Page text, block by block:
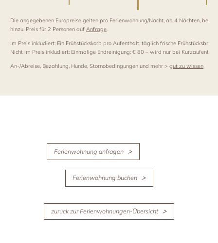
Die angegebenen Europreise gelten pro Ferienwohnung/Nacht, ab 4 Nächten, bei
hinzu. Preis für 2 Personen auf Anfrage
Im Preis inkludiert: Ein Frühstückskorb pro Aufenthalt, täglich frische
Nicht im Preis inkludiert: Einmalige Endreinigung: € 80 – wird nur bei
An-/Abreise, Bezahlung, Hunde, Stornobedingungen und mehr > gut zu wissen
Ferienwohnung anfragen
Ferienwohnung buchen
zurück zur Ferienwohnungen-Übersicht